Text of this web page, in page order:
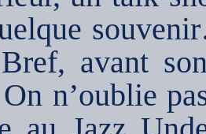
avant
n’oublie